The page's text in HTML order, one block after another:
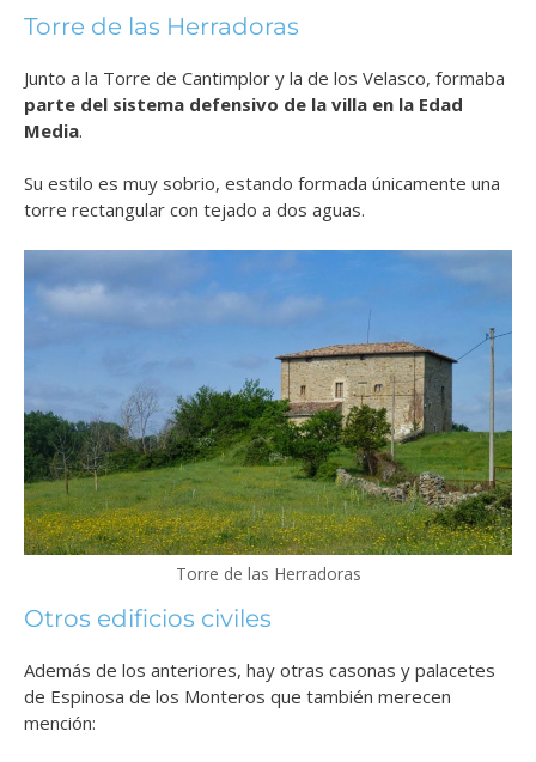
Torre de las Herradoras
Junto a la Torre de Cantimplor y la de los Velasco, formaba
parte del sistema defensivo de la villa en la Edad
Media.
Su estilo es muy sobrio, estando formada únicamente una
torre rectangular con tejado a dos aguas.
Torre de las Herradoras
Otros edificios civiles
Además de los anteriores, hay otras casonas y palacetes
de Espinosa de los Monteros que también merecen
mención: